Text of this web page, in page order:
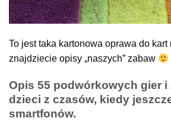
To jest taka kartonowa oprawa do kart
znajdziecie opisy „naszych” zabaw
Opis 55 podwórkowych gier i
dzieci z czasów, kiedy
smartfonów.